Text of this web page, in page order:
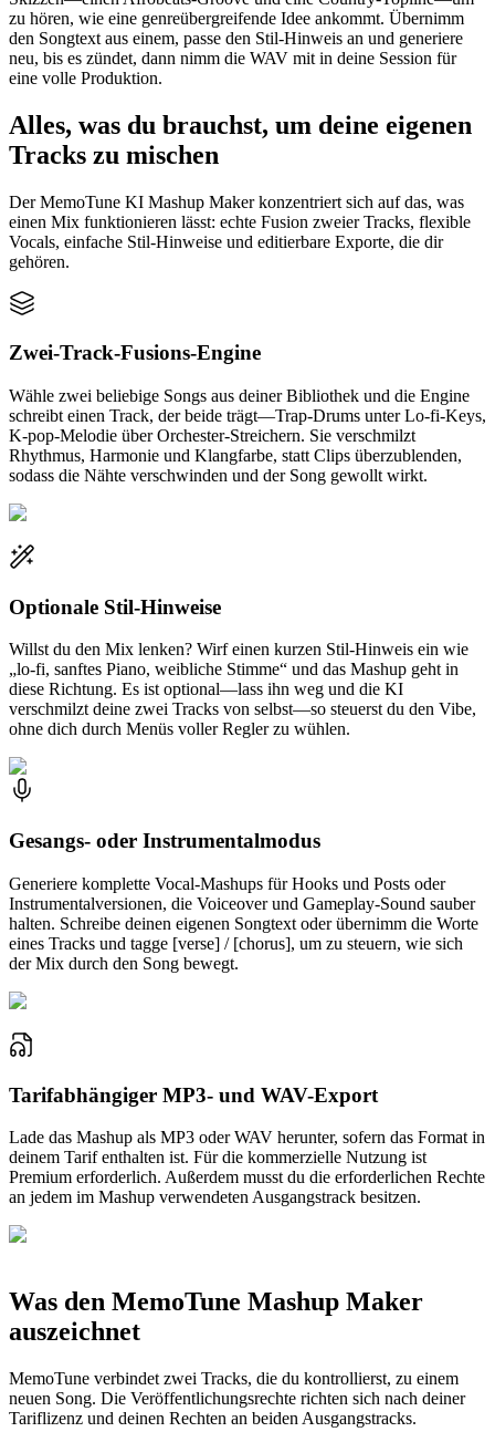
zu hören, wie eine genreübergreifende Idee ankommt. Übernimm
den Songtext aus einem, passe den Stil-Hinweis an und generiere
neu, bis es zündet, dann nimm die WAV mit in deine Session für
eine volle Produktion.
Alles, was du brauchst, um deine eigenen
Tracks zu mischen
Der MemoTune KI Mashup Maker konzentriert sich auf das, was
einen Mix funktionieren lässt: echte Fusion zweier Tracks, flexible
Vocals, einfache Stil-Hinweise und editierbare Exporte, die dir
gehören.
Zwei-Track-Fusions-Engine
Wähle zwei beliebige Songs aus deiner Bibliothek und die Engine
schreibt einen Track, der beide trägt—Trap-Drums unter Lo-fi-Keys,
K-pop-Melodie über Orchester-Streichern. Sie verschmilzt
Rhythmus, Harmonie und Klangfarbe, statt Clips überzublenden,
sodass die Nähte verschwinden und der Song gewollt wirkt.
Optionale Stil-Hinweise
Willst du den Mix lenken? Wirf einen kurzen Stil-Hinweis ein wie
„lo-fi, sanftes Piano, weibliche Stimme“ und das Mashup geht in
diese Richtung. Es ist optional—lass ihn weg und die KI
verschmilzt deine zwei Tracks von selbst—so steuerst du den Vibe,
ohne dich durch Menüs voller Regler zu wühlen.
Gesangs- oder Instrumentalmodus
Generiere komplette Vocal-Mashups für Hooks und Posts oder
Instrumentalversionen, die Voiceover und Gameplay-Sound sauber
halten. Schreibe deinen eigenen Songtext oder übernimm die Worte
eines Tracks und tagge [verse] / [chorus], um zu steuern, wie sich
der Mix durch den Song bewegt.
Tarifabhängiger MP3- und WAV-Export
Lade das Mashup als MP3 oder WAV herunter, sofern das Format in
deinem Tarif enthalten ist. Für die kommerzielle Nutzung ist
Premium erforderlich. Außerdem musst du die erforderlichen Rechte
an jedem im Mashup verwendeten Ausgangstrack besitzen.
Was den MemoTune Mashup Maker
auszeichnet
MemoTune verbindet zwei Tracks, die du kontrollierst, zu einem
neuen Song. Die Veröffentlichungsrechte richten sich nach deiner
Tariflizenz und deinen Rechten an beiden Ausgangstracks.